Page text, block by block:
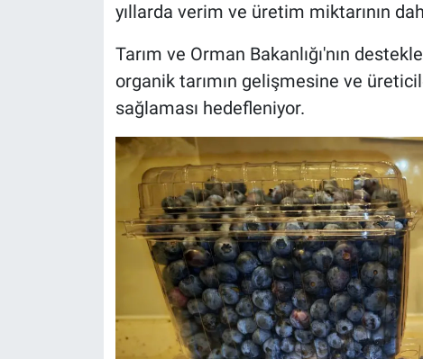
yıllarda verim ve üretim miktarının
Tarım ve Orman Bakanlığı'nın
organik tarımın gelişmesine ve
sağlaması hedefleniyor.